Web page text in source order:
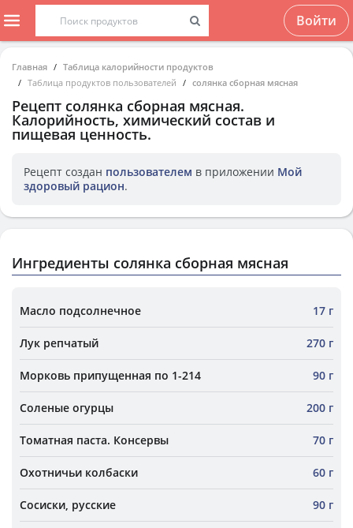
Войти
Главная
Таблица калорийности продуктов
Таблица продуктов пользователей
солянка сборная мясная
Рецепт солянка сборная мясная.
Калорийность, химический состав и
пищевая ценность.
Рецепт создан пользователем в приложении Мой
здоровый рацион.
Ингредиенты солянка сборная мясная
Масло подсолнечное 17 г
Лук репчатый 270 г
Морковь припущенная по 1-214 90 г
Соленые огурцы 200 г
Томатная паста. Консервы 70 г
Охотничьи колбаски 60 г
Сосиски, русские 90 г